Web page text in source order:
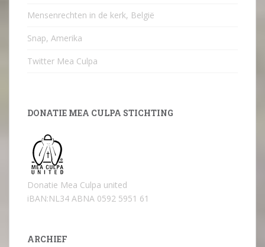
Mensenrechten in de kerk, België
Snap, Amerika
Twitter Mea Culpa
DONATIE MEA CULPA STICHTING
Donatie Mea Culpa united
iBAN:NL34 ABNA 0592 5951 61
ARCHIEF